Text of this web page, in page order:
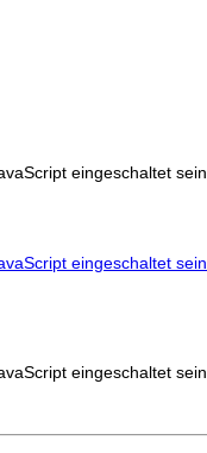
eingeschaltet sein.
eingeschaltet sein.
eingeschaltet sein.